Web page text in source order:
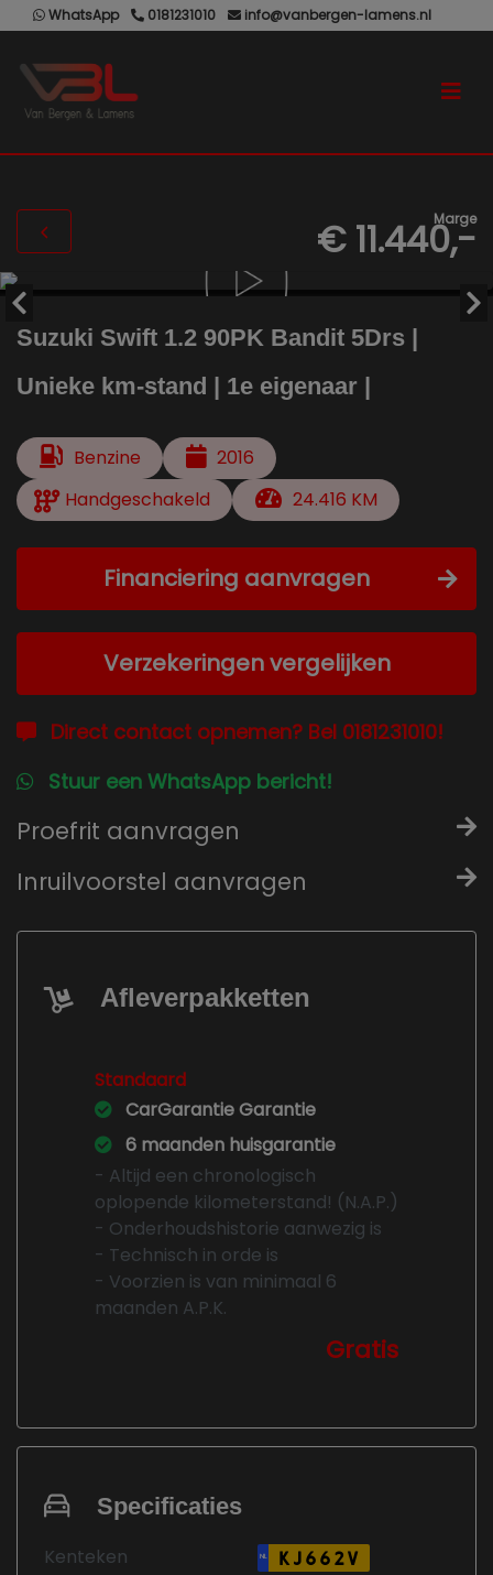
WhatsApp 0181231010 info@vanbergen-lamens.nl
Marge
€ 11.440,-
Suzuki Swift 1.2 90PK Bandit 5Drs |
Unieke km-stand | 1e eigenaar |
Benzine
2016
Handgeschakeld
24.416 KM
Financiering aanvragen
Verzekeringen vergelijken
Direct contact opnemen? Bel 0181231010!
Stuur een WhatsApp bericht!
Proefrit aanvragen
Inruilvoorstel aanvragen
Afleverpakketten
Standaard
CarGarantie Garantie
6 maanden huisgarantie
- Altijd een chronologisch
oplopende kilometerstand! (N.A.P.)
- Onderhoudshistorie aanwezig is
- Technisch in orde is
- Voorzien is van minimaal 6
maanden A.P.K.
Gratis
Specificaties
Kenteken NL KJ662V